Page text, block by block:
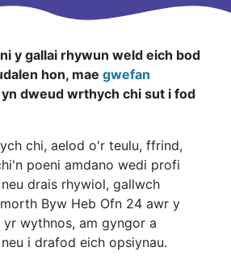
y gallai rhywun weld eich bod
hon, mae gwefan
yn dweud wrthych chi sut i fod
chi, aelod o'r teulu, ffrind,
poeni amdano wedi profi
drais rhywiol, gallwch
Byw Heb Ofn 24 awr y
wythnos, am gyngor a
i drafod eich opsiynau.